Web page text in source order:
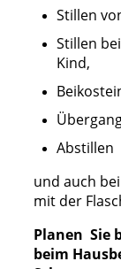
Stillen
Stillen
Kind,
Abstillen
und auch
mit der
Planen Sie
beim